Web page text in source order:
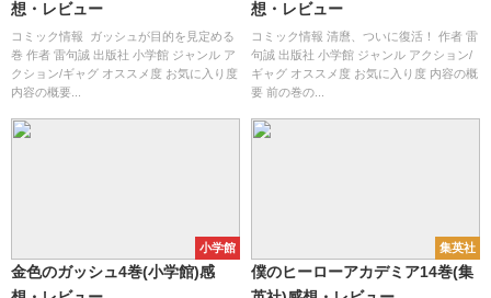
想・レビュー
コミック情報 ガッシュが目的を見定める
巻 作者 雷句誠 出版社 小学館 ジャンル ア
クション/ギャグ オススメ度 お気に入り度
内容の概要...
想・レビュー
コミック情報 清麿、ついに復活！ 作者 雷
句誠 出版社 小学館 ジャンル アクション/
ギャグ オススメ度 お気に入り度 内容の概
要 前の巻の...
小学館
金色のガッシュ4巻(小学館)感
集英社
僕のヒーローアカデミア14巻(集